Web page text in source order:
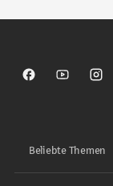
Sparkasse auf
Beliebte Themen